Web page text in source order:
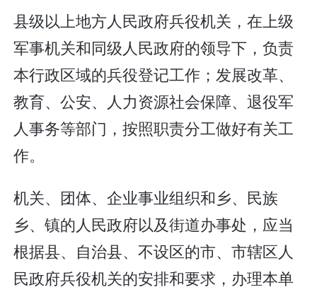
县级以上地方人民政府兵役机关，在上级
军事机关和同级人民政府的领导下，负责
本行政区域的兵役登记工作；发展改革、
教育、公安、人力资源社会保障、退役军
人事务等部门，按照职责分工做好有关工
作。
机关、团体、企业事业组织和乡、民族
乡、镇的人民政府以及街道办事处，应当
根据县、自治县、不设区的市、市辖区人
民政府兵役机关的安排和要求，办理本单